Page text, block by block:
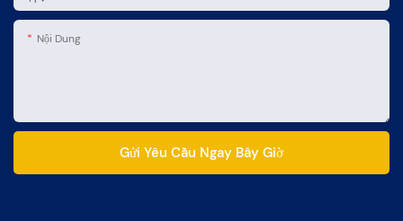
Nội Dung
Gửi Yêu Cầu Ngay Bây Giờ